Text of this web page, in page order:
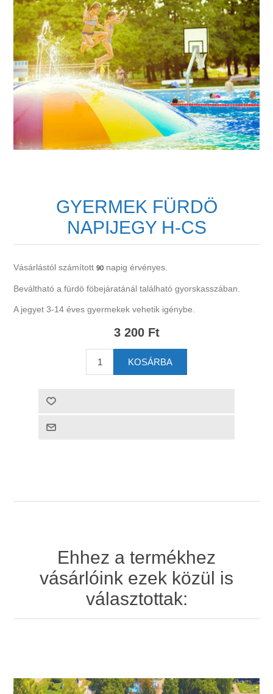
GYERMEK FÜRDÖ
NAPIJEGY H-CS
Vásárlástól számított90 napig érvényes.
Beváltható a fürdö föbejáratánál található gyorskasszában.
A jegyet 3-14 éves gyermekek vehetik igénybe.
3 200 Ft
Ehhez a termékhez
vásárlóink ezek közül is
választottak: